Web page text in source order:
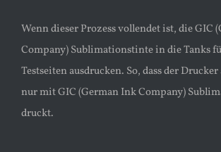
Wenn dieser Prozess vollendet ist, die GIC
Company) Sublimationstinte in die Tanks
Testseiten ausdrucken. So, dass der
nur mit GIC (German Ink Company)
druckt.